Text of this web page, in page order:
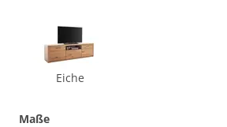
Eiche
Maße